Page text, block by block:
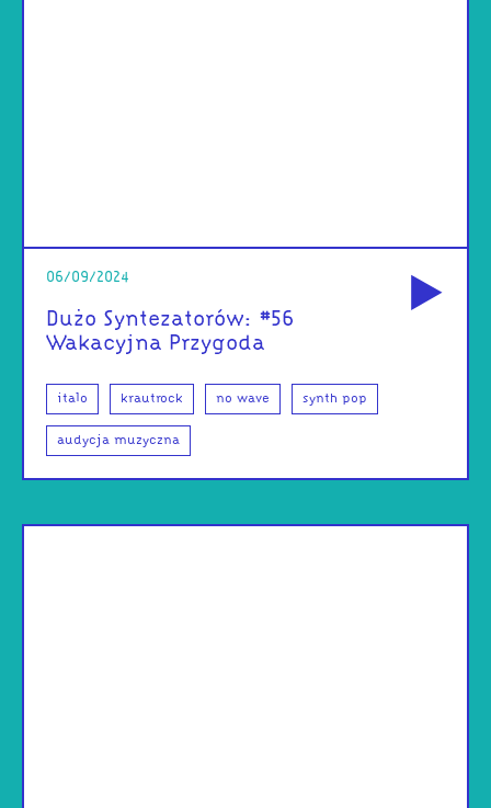
06/09/2024
Dużo Syntezatorów: #56
Wakacyjna Przygoda
italo krautrock no wave synth pop
audycja muzyczna